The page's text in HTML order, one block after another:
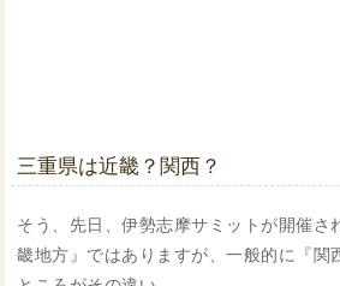
三重県は近畿？関西？
そう、先日、伊勢志摩サミットが開催さ
畿地方』ではありますが、一般的に『関